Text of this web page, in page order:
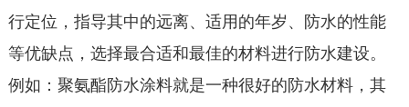
行定位，指导其中的远离、适用的年岁、防水的性能
等优缺点，选择最合适和最佳的材料进行防水建设。
例如：聚氨酯防水涂料就是一种很好的防水材料，其